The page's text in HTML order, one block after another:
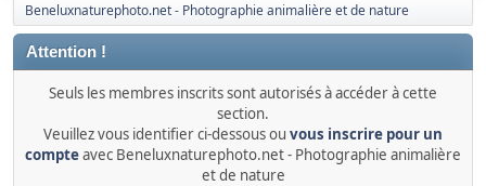
Beneluxnaturephoto.net - Photographie animalière et de nature
Attention !
Seuls les membres inscrits sont autorisés à accéder à cette
section.
Veuillez vous identifier ci-dessous ou vous inscrire pour un
compteavec Beneluxnaturephoto.net - Photographie animalière
et de nature